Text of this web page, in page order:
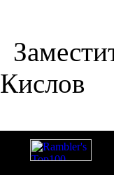
Кислов